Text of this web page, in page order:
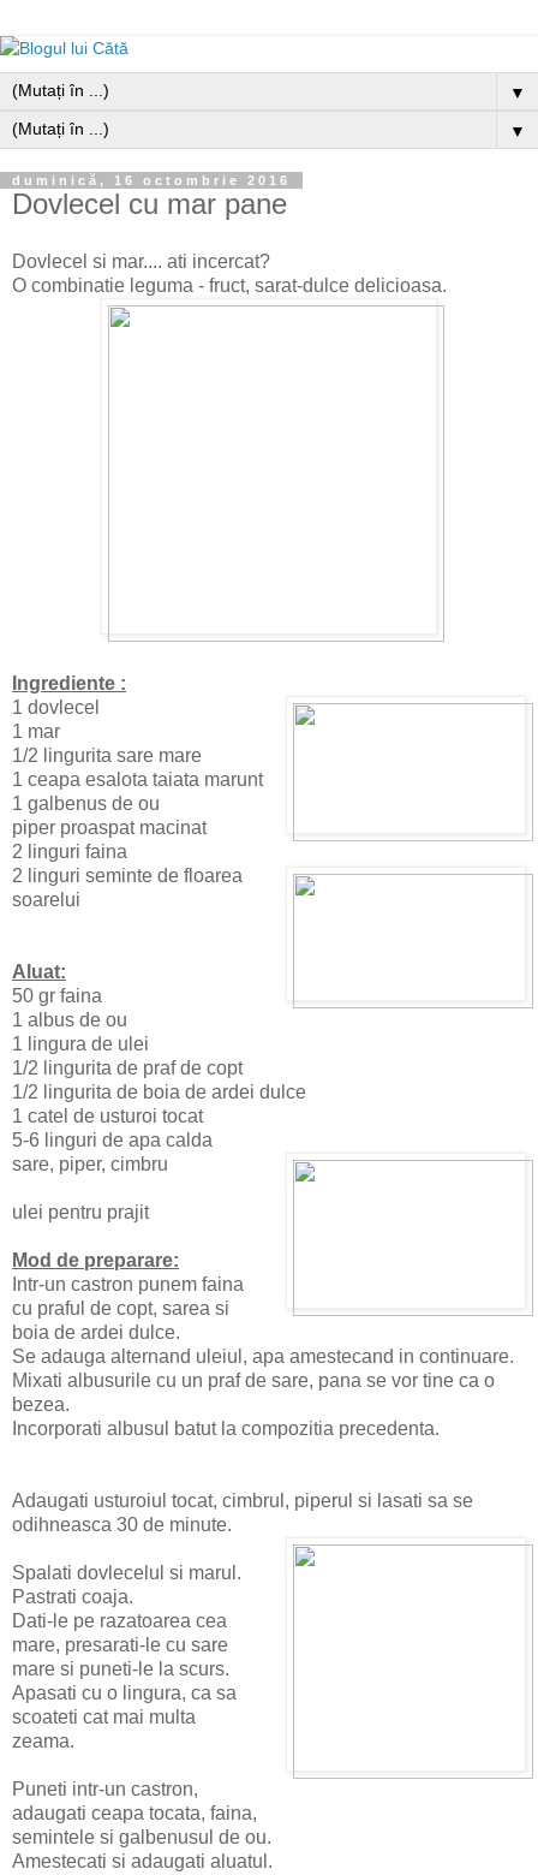
▼
▼
duminică, 16 octombrie 2016
Dovlecel cu mar pane
Dovlecel si mar.... ati incercat?
O combinatie leguma - fruct, sarat-dulce delicioasa.
Ingrediente :
1 dovlecel
1 mar
1/2 lingurita sare mare
1 ceapa esalota taiata marunt
1 galbenus de ou
piper proaspat macinat
2 linguri faina
2 linguri seminte de floarea
soarelui
Aluat:
50 gr faina
1 albus de ou
1 lingura de ulei
1/2 lingurita de praf de copt
1/2 lingurita de boia de ardei dulce
1 catel de usturoi tocat
5-6 linguri de apa calda
sare, piper, cimbru
ulei pentru prajit
Mod de preparare:
Intr-un castron punem faina
cu praful de copt, sarea si
boia de ardei dulce.
Se adauga alternand uleiul, apa amestecand in continuare.
Mixati albusurile cu un praf de sare, pana se vor tine ca o
bezea.
Incorporati albusul batut la compozitia precedenta.
Adaugati usturoiul tocat, cimbrul, piperul si lasati sa se
odihneasca 30 de minute.
Spalati dovlecelul si marul.
Pastrati coaja.
Dati-le pe razatoarea cea
mare, presarati-le cu sare
mare si puneti-le la scurs.
Apasati cu o lingura, ca sa
scoateti cat mai multa
zeama.
Puneti intr-un castron,
adaugati ceapa tocata, faina,
semintele si galbenusul de ou.
Amestecati si adaugati aluatul.